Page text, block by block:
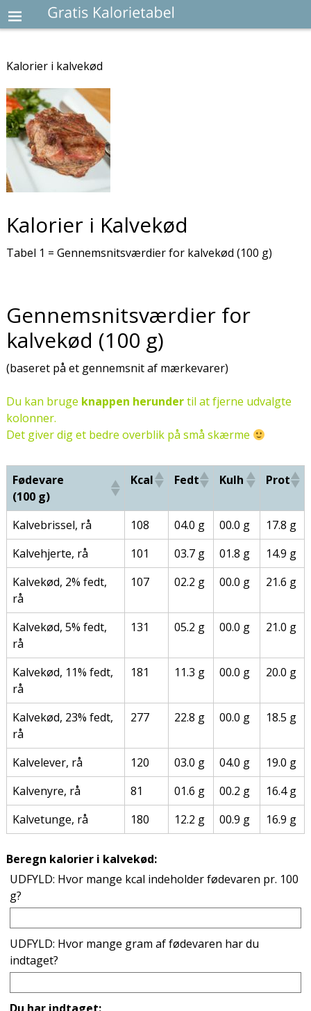
Kalorier i kalvekød
Kalorier i Kalvekød
Tabel 1 = Gennemsnitsværdier for kalvekød (100 g)
Gennemsnitsværdier for
kalvekød (100 g)
(baseret på et gennemsnit af mærkevarer)
Du kan bruge knappen herundertil at fjerne udvalgte
kolonner.
Det giver dig et bedre overblik på små skærme
Fødevare
(100 g)
Kcal Fedt Kulh Prot
Kalvebrissel, rå 108 04.0 g 00.0 g
17.8 g
Kalvehjerte, rå
101 03.7 g 01.8 g
14.9 g
Kalvekød, 2% fedt,
rå
107 02.2 g 00.0 g 21.6 g
Kalvekød, 5% fedt,
rå
131 05.2 g 00.0 g 21.0 g
Kalvekød, 11% fedt,
rå
181 11.3 g 00.0 g 20.0 g
Kalvekød, 23% fedt,
rå
277 22.8 g 00.0 g 18.5 g
Kalvelever, rå 120 03.0 g 04.0 g
19.0 g
Kalvenyre, rå
81 01.6 g 00.2 g
16.4 g
Kalvetunge, rå
180 12.2 g 00.9 g 16.9 g
Beregn kalorier i kalvekød:
UDFYLD: Hvor mange kcal indeholder fødevaren pr. 100
g?
UDFYLD: Hvor mange gram af fødevaren har du
indtaget?